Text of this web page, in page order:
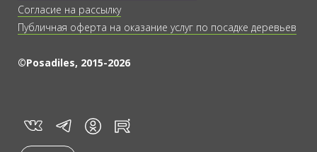
Согласие на рассылку
Публичная оферта на оказание услуг по посадке деревьев
©Posadiles, 2015-2026
vk tg in rt